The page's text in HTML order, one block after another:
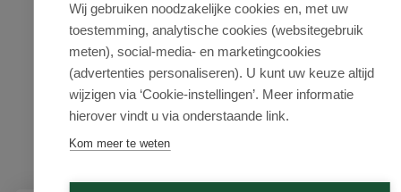
Wij gebruiken noodzakelijke cookies en, met uw
toestemming, analytische cookies (websitegebruik
meten), social-media- en marketingcookies
(advertenties personaliseren). U kunt uw keuze altijd
wijzigen via ‘Cookie-instellingen’. Meer informatie
hierover vindt u via onderstaande link.
Kom meer te weten